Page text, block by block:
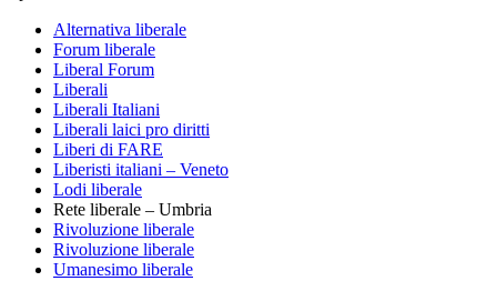
Alternativa liberale
Forum liberale
Liberal Forum
Liberali
Liberali Italiani
Liberali laici pro diritti
Liberi di FARE
Liberisti italiani – Veneto
Lodi liberale
Rete liberale – Umbria
Rivoluzione liberale
Rivoluzione liberale
Umanesimo liberale